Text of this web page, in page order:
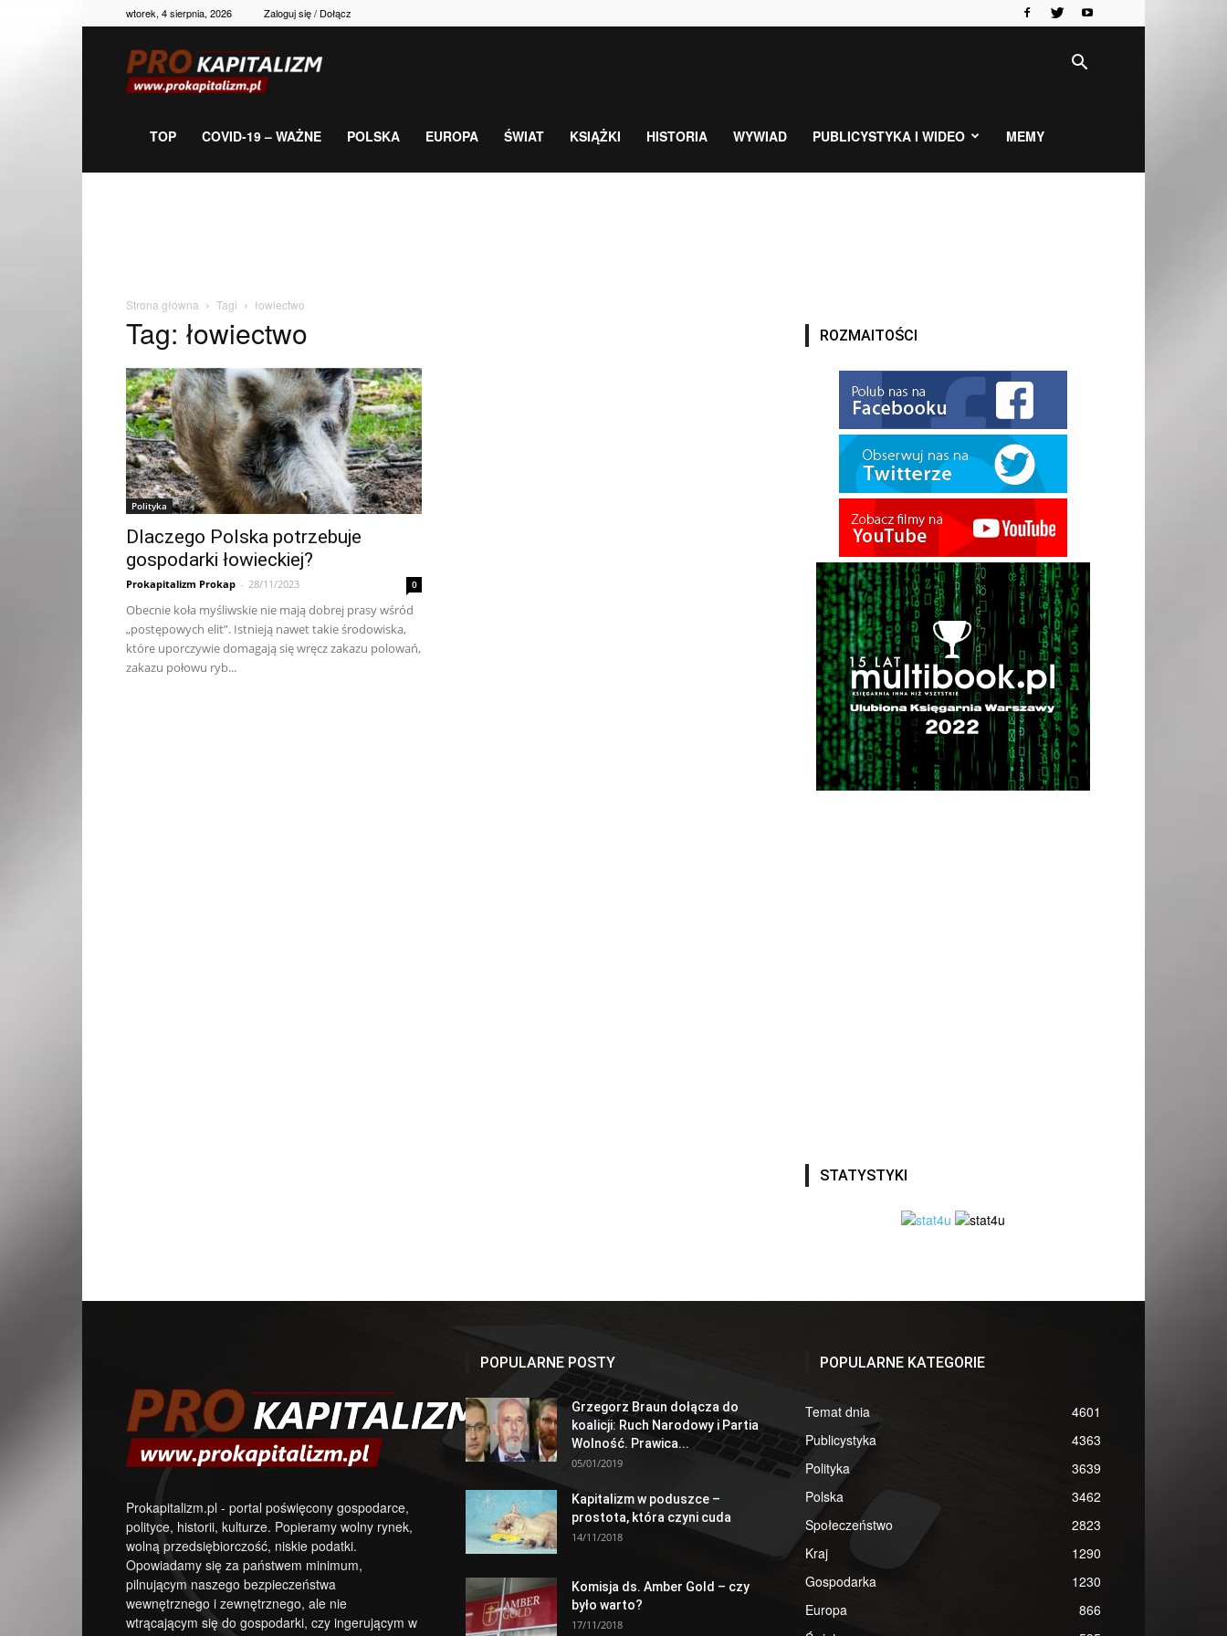
wtorek, 4 sierpnia, 2026 Zaloguj się / Dołącz
gospodarka,
TOP COVID-19 – WAŻNE POLSKA EUROPA ŚWIAT KSIĄŻKI HISTORIA WYWIAD PUBLICYSTYKA I WIDEO MEMY
Strona główna Tagi łowiectwo
Tag: łowiectwo
Polityka
Dlaczego Polska potrzebuje
gospodarki łowieckiej?
Prokapitalizm Prokap - 28/11/2023 0
Obecnie koła myśliwskie nie mają dobrej prasy wśród
„postępowych elit”. Istnieją nawet takie środowiska,
które uporczywie domagają się wręcz zakazu polowań,
zakazu połowu ryb...
ROZMAITOŚCI
STATYSTYKI
Prokapitalizm.pl - portal poświęcony gospodarce,
polityce, historii, kulturze. Popieramy wolny rynek,
wolną przedsiębiorczość, niskie podatki.
Opowiadamy się za państwem minimum,
pilnującym naszego bezpieczeństwa
wewnętrznego i zewnętrznego, ale nie
wtrącającym się do gospodarki, czy ingerującym w
POPULARNE POSTY
Grzegorz Braun dołącza do
koalicji: Ruch Narodowy i Partia
Wolność. Prawica...
05/01/2019
Kapitalizm w poduszce –
prostota, która czyni cuda
14/11/2018
Komisja ds. Amber Gold – czy
było warto?
17/11/2018
POPULARNE KATEGORIE
Temat dnia
4601
Publicystyka
4363
Polityka
3639
Polska
3462
Społeczeństwo
2823
Kraj
1290
Gospodarka
1230
Europa
866